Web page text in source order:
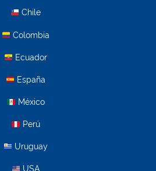
Chile
Colombia
Ecuador
España
México
Perú
Uruguay
USA